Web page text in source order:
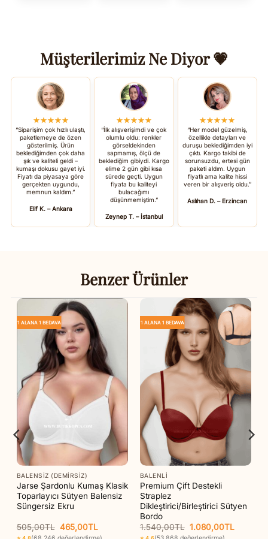
Müşterilerimiz Ne Diyor 💗
★★★★★
“Siparişim çok hızlı ulaştı,
paketlemeye de özen
gösterilmiş. Ürün
beklediğimden çok daha
şık ve kaliteli geldi –
kumaşı dokusu gayet iyi.
Fiyatı da piyasaya göre
gerçekten uygundu,
memnun kaldım.”
Elif K. – Ankara
★★★★★
“İlk alışverişimdi ve çok
olumlu oldu: renkler
görseldekinden
sapmamış, ölçü de
beklediğim gibiydi. Kargo
elime 2 gün gibi kısa
sürede geçti. Uygun
fiyata bu kaliteyi
bulacağımı
düşünmemiştim.”
Zeynep T. – İstanbul
★★★★★
“Her model güzelmiş,
özellikle detayları ve
duruşu beklediğimden iyi
çıktı. Kargo takibi de
sorunsuzdu, ertesi gün
paketi aldım. Uygun
fiyatlı ama kalite hissi
veren bir alışveriş oldu.”
Aslıhan D. – Erzincan
Benzer Ürünler
1 ALANA 1 BEDAVA
BALENSIZ (DEMIRSIZ)
Jarse Şardonlu Kumaş Klasik
Toparlayıcı Sütyen Balensiz
Süngersiz Ekru
505,00TL Orijinal
fiyat:
465,00TLŞu
andaki
1 ALANA 1 BEDAVA
BALENLI
Premium Çift Destekli
Straplez
Dikleştirici/Birleştirici Sütyen
Bordo
1.540,00TL Orijinal
fiyat:
1.080,00TLŞu